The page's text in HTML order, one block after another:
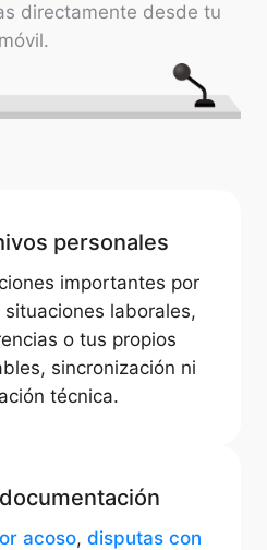
directamente desde tu
móvil.
personales
importantes por
laborales,
o tus propios
sincronización ni
técnica.
acoso, disputas con